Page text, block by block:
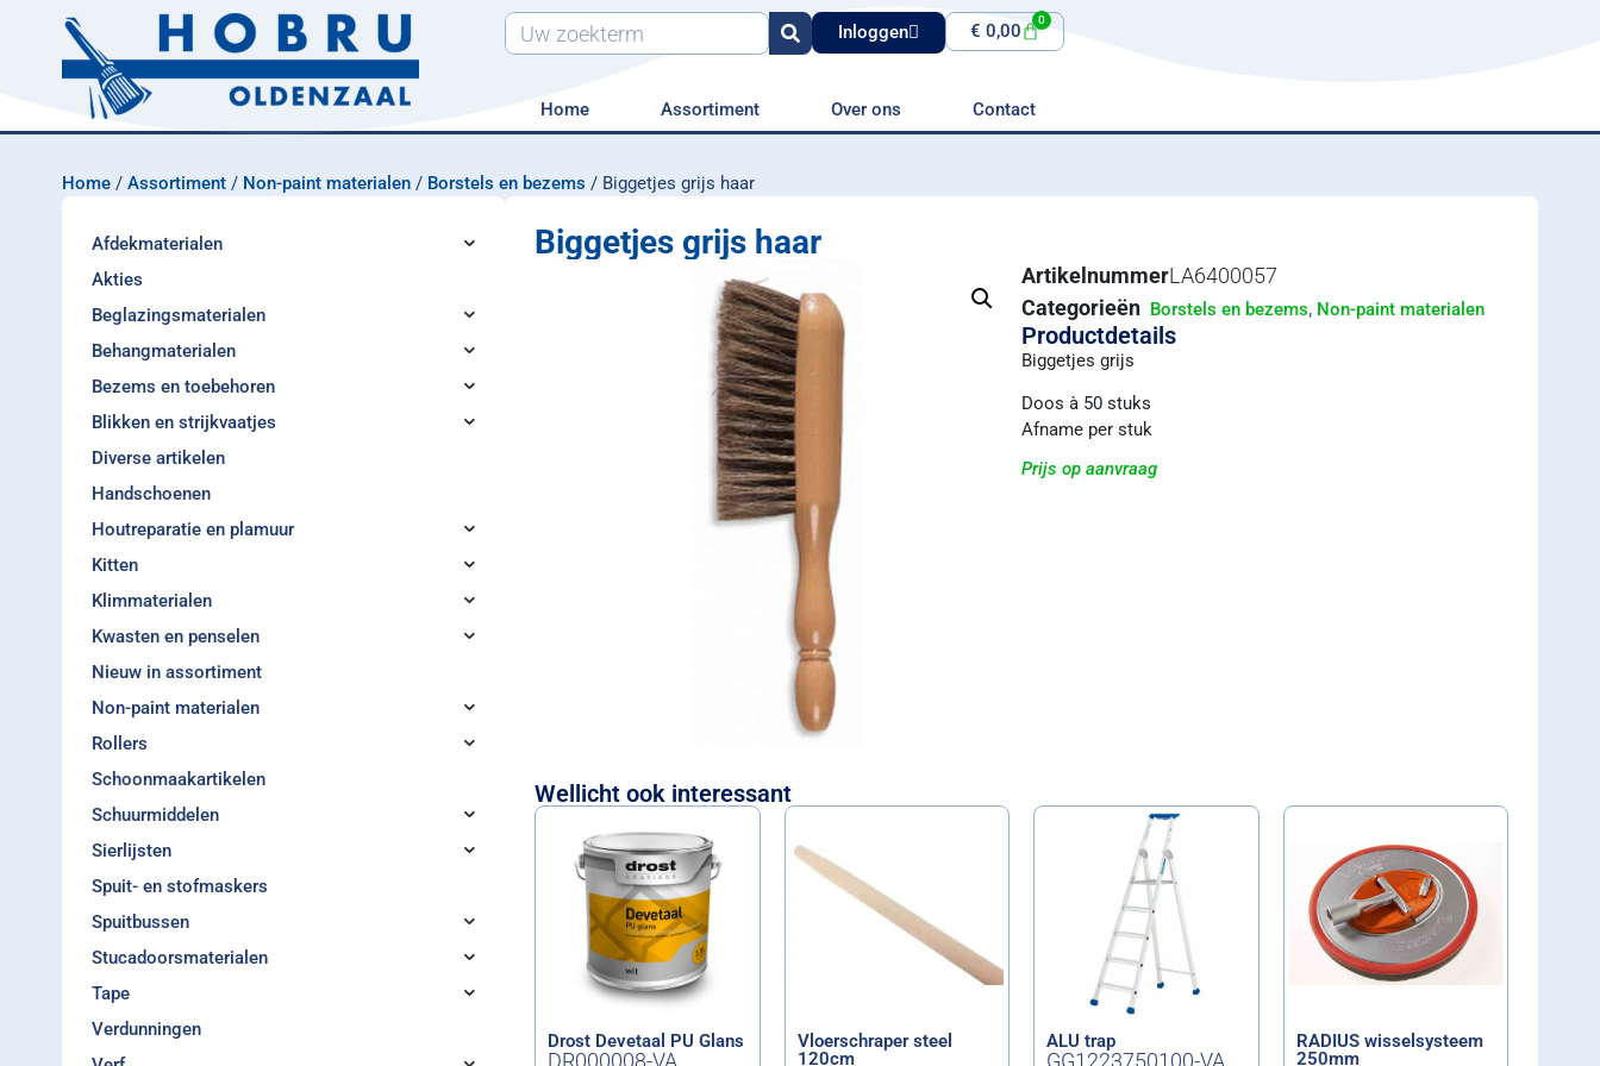
Inloggen € 0,00
0
Home Assortiment Over ons Contact
Home / Assortiment / Non-paint materialen / Borstels en bezems / Biggetjes grijs haar
Afdekmaterialen
Akties
Beglazingsmaterialen
Behangmaterialen
Bezems en toebehoren
Blikken en strijkvaatjes
Diverse artikelen
Handschoenen
Houtreparatie en plamuur
Kitten
Klimmaterialen
Kwasten en penselen
Nieuw in assortiment
Non-paint materialen
Rollers
Schoonmaakartikelen
Schuurmiddelen
Sierlijsten
Spuit- en stofmaskers
Spuitbussen
Stucadoorsmaterialen
Tape
Verdunningen
Biggetjes grijs haar
ArtikelnummerLA6400057
Categorieën Borstels en bezems, Non-paint materialen
Productdetails
Biggetjes grijs
Doos à 50 stuks
Afname per stuk
Prijs op aanvraag
Wellicht ook interessant
Drost Devetaal PU Glans
DR000008-VA
Vloerschraper steel
120cm
ALU trap
GG1223750100-VA
RADIUS wisselsysteem
250mm